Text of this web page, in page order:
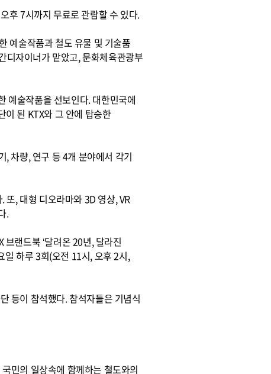
후 7시까지 무료로 관람할 수 있다.
예술작품과 철도 유물 및 기술품
디자이너가 맡았고, 문화체육관광부
예술작품을 선보인다. 대한민국에
이 된 KTX와 그 안에 탑승한
, 차량, 연구 등 4개 분야에서 각기
또, 대형 디오라마와 3D 영상, VR
.
랜드북 ‘달려온 20년, 달라진
일 하루 3회(오전 11시, 오후 2시,
등이 참석했다. 참석자들은 기념식
민의 일상속에 함께하는 철도와의